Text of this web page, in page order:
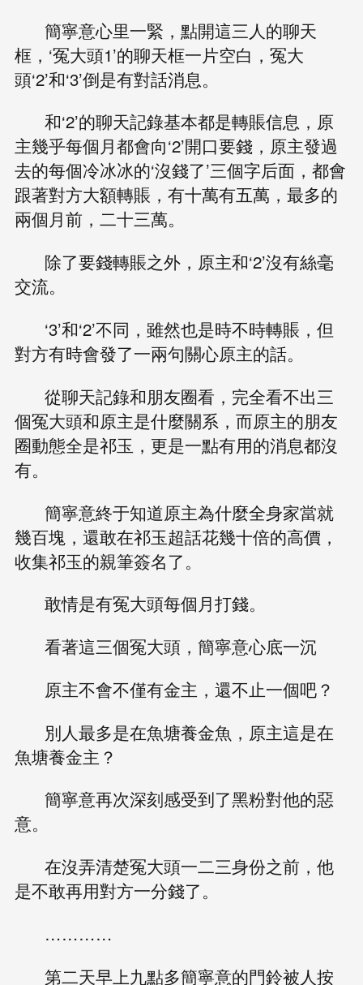
簡寧意心里一緊，點開這三人的聊天
框，‘冤大頭1’的聊天框一片空白，冤大
頭‘2’和‘3’倒是有對話消息。
和‘2’的聊天記錄基本都是轉賬信息，原
主幾乎每個月都會向‘2’開口要錢，原主發過
去的每個冷冰冰的‘沒錢了’三個字后面，都會
跟著對方大額轉賬，有十萬有五萬，最多的
兩個月前，二十三萬。
除了要錢轉賬之外，原主和‘2’沒有絲毫
交流。
‘3’和‘2’不同，雖然也是時不時轉賬，但
對方有時會發了一兩句關心原主的話。
從聊天記錄和朋友圈看，完全看不出三
個冤大頭和原主是什麼關系，而原主的朋友
圈動態全是祁玉，更是一點有用的消息都沒
有。
簡寧意終于知道原主為什麼全身家當就
幾百塊，還敢在祁玉超話花幾十倍的高價，
收集祁玉的親筆簽名了。
敢情是有冤大頭每個月打錢。
看著這三個冤大頭，簡寧意心底一沉
原主不會不僅有金主，還不止一個吧？
別人最多是在魚塘養金魚，原主這是在
魚塘養金主？
簡寧意再次深刻感受到了黑粉對他的惡
意。
在沒弄清楚冤大頭一二三身份之前，他
是不敢再用對方一分錢了。
…………
第二天早上九點多簡寧意的門鈴被人按